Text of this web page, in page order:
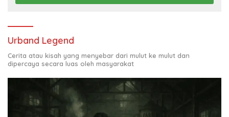
Urband Legend
Cerita atau kisah yang menyebar dari mulut ke mulut dan
dipercaya secara luas oleh masyarakat